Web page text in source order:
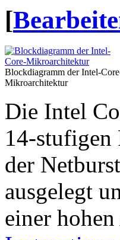
[
Blockdiagramm der Intel-
Mikroarchitektur
Die Intel
14-stufigen
der
ausgelegt
einer